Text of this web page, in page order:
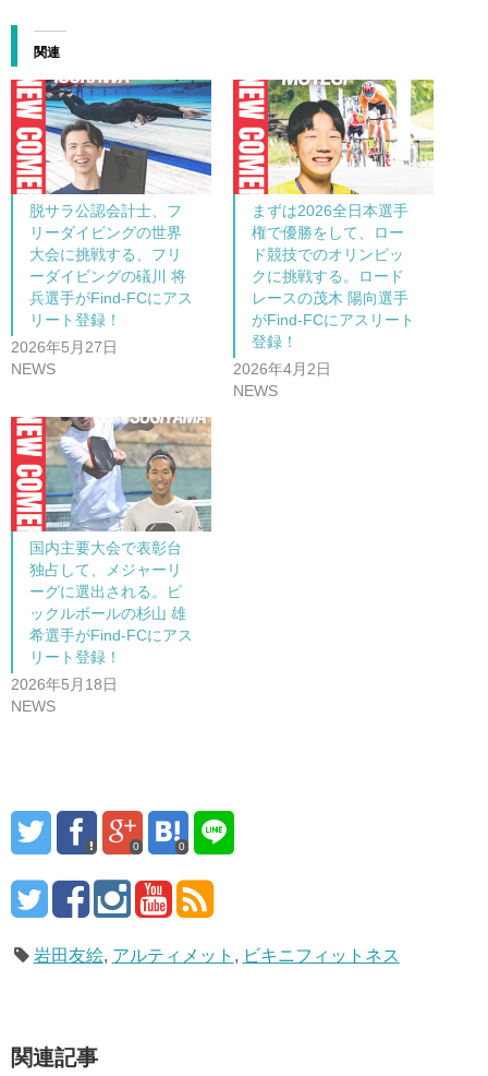
関連
脱サラ公認会計士、フ
リーダイビングの世界
大会に挑戦する、フリ
ーダイビングの礒川 将
兵選手がFind-FCにアス
リート登録！
2026年5月27日
NEWS
まずは2026全日本選手
権で優勝をして、ロー
ド競技でのオリンピッ
クに挑戦する。ロード
レースの茂木 陽向選手
がFind-FCにアスリート
登録！
2026年4月2日
NEWS
国内主要大会で表彰台
独占して、メジャーリ
ーグに選出される。ピ
ックルボールの杉山 雄
希選手がFind-FCにアス
リート登録！
2026年5月18日
NEWS
0 0
岩田友絵, アルティメット , ビキニフィットネス
関連記事